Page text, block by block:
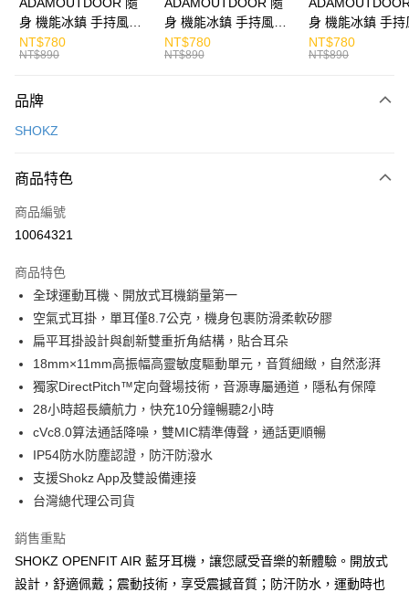
運送方式
免運費
付款後7-11取貨
宅配
每筆NT$130，滿NT$399(含以上)免運費
身 機能冰鎮 手持風扇
掛繩
NT$780
NT$890
身 機能冰鎮 手持風扇
掛繩
NT$780
NT$890
身 機能冰鎮 手持
掛繩
NT$780
NT$890
品牌
SHOKZ
商品特色
商品編號
10064321
商品特色
全球運動耳機、開放式耳機銷量第一
空氣式耳掛，單耳僅8.7公克，機身包裹防滑柔軟矽膠
扁平耳掛設計與創新雙重折角結構，貼合耳朵
18mm×11mm高振幅高靈敏度驅動單元，音質細緻，自然澎湃
獨家DirectPitch™定向聲場技術，音源專屬通道，隱私有保障
28小時超長續航力，快充10分鐘暢聽2小時
cVc8.0算法通話降噪，雙MIC精準傳聲，通話更順暢
IP54防水防塵認證，防汗防潑水
支援Shokz App及雙設備連接
台灣總代理公司貨
銷售重點
SHOKZ OPENFIT AIR 藍牙耳機，讓您感受音樂的新體驗。開放式
設計，舒適佩戴；震動技術，享受震撼音質；防汗防水，運動時也